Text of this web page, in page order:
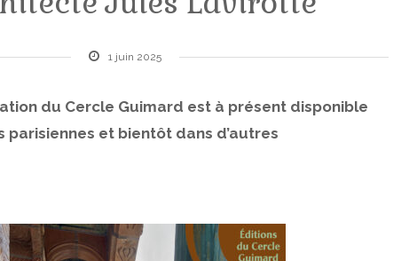
1 juin 2025
du Cercle Guimard est à présent disponible
parisiennes et bientôt dans d’autres